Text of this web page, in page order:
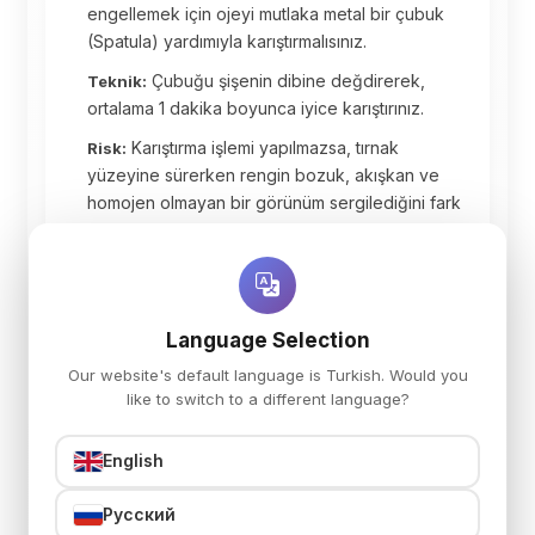
engellemek için ojeyi mutlaka metal bir çubuk
(Spatula) yardımıyla karıştırmalısınız.
Teknik: Çubuğu şişenin dibine değdirerek,
ortalama 1 dakika boyunca iyice karıştırınız.
Risk: Karıştırma işlemi yapılmazsa, tırnak
yüzeyine sürerken rengin bozuk, akışkan ve
homojen olmayan bir görünüm sergilediğini fark
Tırnak Yüzeyi Hazırlığı
Mükemmel ve uzun ömürlü bir uygulama için
Kalıcı oje uygulamasından önce detaylı ve temiz bir
Language Selection
Our website's default language is Turkish. Would you
like to switch to a different language?
English
Русский